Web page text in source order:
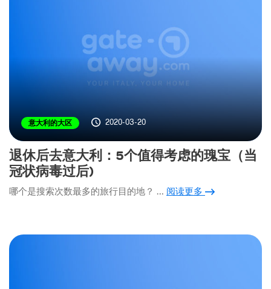
意大利的大区 2020-03-20
退休后去意大利：5个值得考虑的瑰宝（当
冠状病毒过后)
哪个是搜索次数最多的旅行目的地？ … 阅读更多